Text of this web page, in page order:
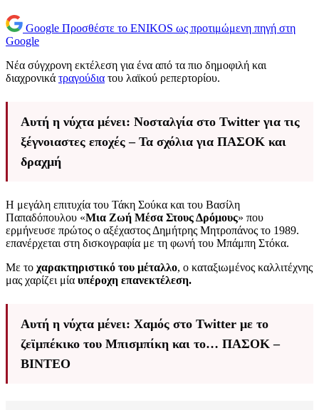
Google Προσθέστε το ENIKOS ως προτιμώμενη πηγή στη
Google
Νέα σύγχρονη εκτέλεση για ένα από τα πιο δημοφιλή και
διαχρονικά τραγούδια του λαϊκού ρεπερτορίου.
Αυτή η νύχτα μένει: Νοσταλγία στο Twitter για τις
ξέγνοιαστες εποχές – Τα σχόλια για ΠΑΣΟΚ και
δραχμή
Η μεγάλη επιτυχία του Τάκη Σούκα και του Βασίλη
Παπαδόπουλου «Μια Ζωή Μέσα Στους Δρόμους» που
ερμήνευσε πρώτος ο αξέχαστος Δημήτρης Μητροπάνος το 1989.
επανέρχεται στη δισκογραφία με τη φωνή του Μπάμπη Στόκα.
Με το χαρακτηριστικό του μέταλλο, ο καταξιωμένος καλλιτέχνης
μας χαρίζει μία υπέροχη επανεκτέλεση.
Αυτή η νύχτα μένει: Χαμός στο Twitter με το
ζεϊμπέκικο του Μπισμπίκη και το… ΠΑΣΟΚ –
ΒΙΝΤΕΟ